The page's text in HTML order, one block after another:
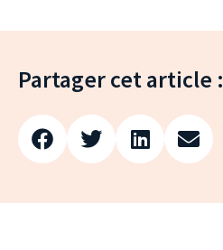
Partager cet article :